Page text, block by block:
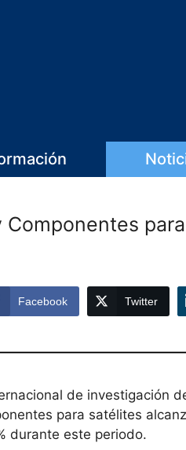
Facebook Twitter
de investigación
para satélites
durante este periodo.